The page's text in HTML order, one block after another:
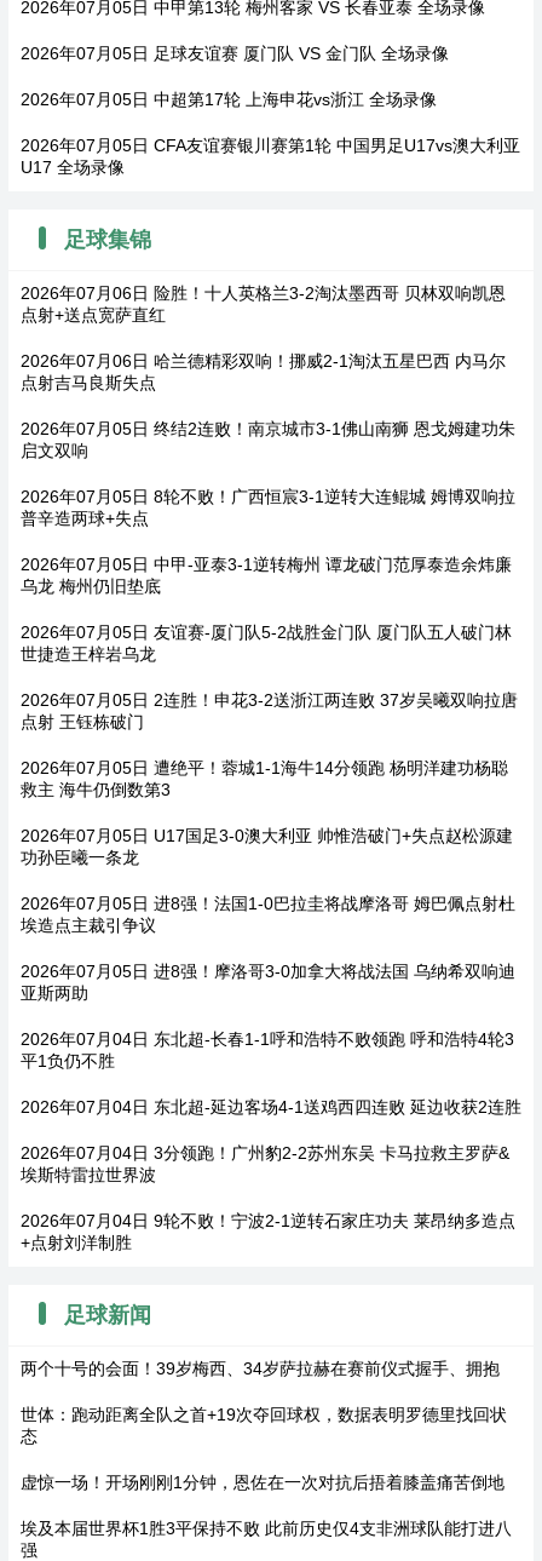
2026年07月05日 中甲第13轮 梅州客家 VS 长春亚泰 全场录像
2026年07月05日 足球友谊赛 厦门队 VS 金门队 全场录像
2026年07月05日 中超第17轮 上海申花vs浙江 全场录像
2026年07月05日 CFA友谊赛银川赛第1轮 中国男足U17vs澳大利亚
U17 全场录像
足球集锦
2026年07月06日 险胜！十人英格兰3-2淘汰墨西哥 贝林双响凯恩
点射+送点宽萨直红
2026年07月06日 哈兰德精彩双响！挪威2-1淘汰五星巴西 内马尔
点射吉马良斯失点
2026年07月05日 终结2连败！南京城市3-1佛山南狮 恩戈姆建功朱
启文双响
2026年07月05日 8轮不败！广西恒宸3-1逆转大连鲲城 姆博双响拉
普辛造两球+失点
2026年07月05日 中甲-亚泰3-1逆转梅州 谭龙破门范厚泰造余炜廉
乌龙 梅州仍旧垫底
2026年07月05日 友谊赛-厦门队5-2战胜金门队 厦门队五人破门林
世捷造王梓岩乌龙
2026年07月05日 2连胜！申花3-2送浙江两连败 37岁吴曦双响拉唐
点射 王钰栋破门
2026年07月05日 遭绝平！蓉城1-1海牛14分领跑 杨明洋建功杨聪
救主 海牛仍倒数第3
2026年07月05日 U17国足3-0澳大利亚 帅惟浩破门+失点赵松源建
功孙臣曦一条龙
2026年07月05日 进8强！法国1-0巴拉圭将战摩洛哥 姆巴佩点射杜
埃造点主裁引争议
2026年07月05日 进8强！摩洛哥3-0加拿大将战法国 乌纳希双响迪
亚斯两助
2026年07月04日 东北超-长春1-1呼和浩特不败领跑 呼和浩特4轮3
平1负仍不胜
2026年07月04日 东北超-延边客场4-1送鸡西四连败 延边收获2连胜
2026年07月04日 3分领跑！广州豹2-2苏州东吴 卡马拉救主罗萨&
埃斯特雷拉世界波
2026年07月04日 9轮不败！宁波2-1逆转石家庄功夫 莱昂纳多造点
+点射刘洋制胜
足球新闻
两个十号的会面！39岁梅西、34岁萨拉赫在赛前仪式握手、拥抱
世体：跑动距离全队之首+19次夺回球权，数据表明罗德里找回状
态
虚惊一场！开场刚刚1分钟，恩佐在一次对抗后捂着膝盖痛苦倒地
埃及本届世界杯1胜3平保持不败 此前历史仅4支非洲球队能打进八
强